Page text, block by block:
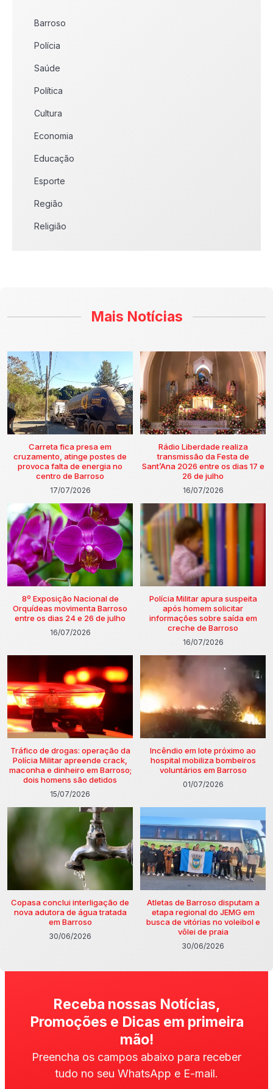
Barroso
Polícia
Saúde
Política
Cultura
Economia
Educação
Esporte
Região
Religião
Mais Notícias
Carreta fica presa em
cruzamento, atinge postes de
provoca falta de energia no
centro de Barroso
17/07/2026
Rádio Liberdade realiza
transmissão da Festa de
Sant’Ana 2026 entre os dias 17 e
26 de julho
16/07/2026
8º Exposição Nacional de
Orquídeas movimenta Barroso
entre os dias 24 e 26 de julho
16/07/2026
Polícia Militar apura suspeita
após homem solicitar
informações sobre saída em
creche de Barroso
16/07/2026
Tráfico de drogas: operação da
Polícia Militar apreende crack,
maconha e dinheiro em Barroso;
dois homens são detidos
15/07/2026
Incêndio em lote próximo ao
hospital mobiliza bombeiros
voluntários em Barroso
01/07/2026
Copasa conclui interligação de
nova adutora de água tratada
em Barroso
30/06/2026
Atletas de Barroso disputam a
etapa regional do JEMG em
busca de vitórias no voleibol e
vôlei de praia
30/06/2026
Receba nossas Notícias,
Promoções e Dicas em primeira
mão!
Preencha os campos abaixo para receber
tudo no seu WhatsApp e E-mail.